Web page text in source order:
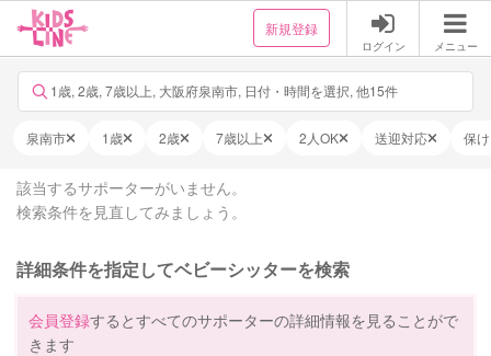
新規登録
ログイン メニュー
1歳, 2歳, 7歳以上, 大阪府泉南市, 日付・時間を選択, 他15件
泉南市 1歳 2歳 7歳以上 2人OK 送迎対応 保
該当するサポーターがいません。
検索条件を見直してみましょう。
詳細条件を指定してベビーシッターを検索
会員登録するとすべてのサポーターの詳細情報を見ることがで
きます